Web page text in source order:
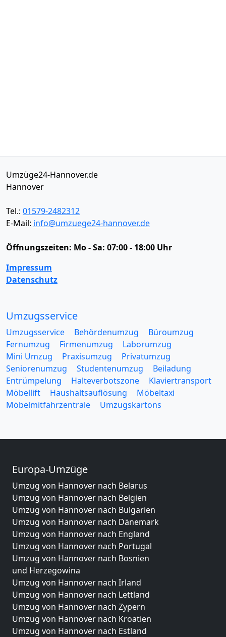
Umzüge24-Hannover.de
Hannover
Tel.: 01579-2482312
E-Mail: info@umzuege24-hannover.de
Öffnungszeiten: Mo - Sa: 07:00 - 18:00 Uhr
Impressum
Datenschutz
Umzugsservice
Umzugsservice Behördenumzug
Büroumzug
Fernumzug
Firmenumzug
Laborumzug
Mini Umzug
Praxisumzug
Privatumzug
Seniorenumzug
Studentenumzug
Beiladung
Entrümpelung
Halteverbotszone
Klaviertransport
Möbellift
Haushaltsauflösung
Möbeltaxi
Möbelmitfahrzentrale
Umzugskartons
Europa-Umzüge
Umzug von Hannover nach Belarus
Umzug von Hannover nach Belgien
Umzug von Hannover nach Bulgarien
Umzug von Hannover nach Dänemark
Umzug von Hannover nach England
Umzug von Hannover nach Portugal
Umzug von Hannover nach Bosnien
und Herzegowina
Umzug von Hannover nach Irland
Umzug von Hannover nach Lettland
Umzug von Hannover nach Zypern
Umzug von Hannover nach Kroatien
Umzug von Hannover nach Estland